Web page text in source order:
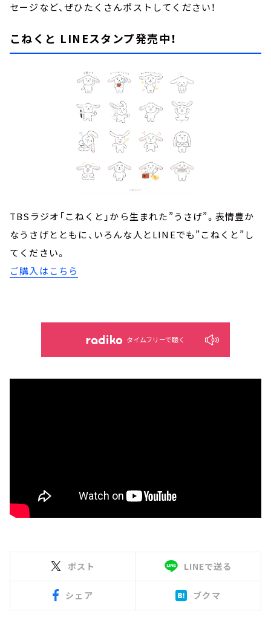
セージなど、ぜひたくさんポストしてください！
こねくと LINEスタンプ発売中！
TBSラジオ「こねくと」から生まれた”うさげ”。表情豊か
なうさげとともに、いろんな人とLINEでも”こねくと”し
てください。
ご購入はこちら
タイムフリーで聴く
ポスト LINEで送る
シェア ブクマ